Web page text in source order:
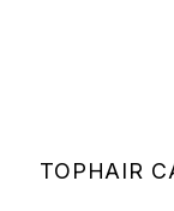
TOPHAIR